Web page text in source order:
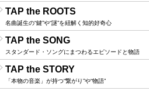
TAP the ROOTS
名曲誕生の“鍵”や“謎”を紐解く知的好奇心
TAP the SONG
スタンダード・ソングにまつわるエピソードと物語
TAP the STORY
「本物の音楽」が持つ“繋がり”や“物語”